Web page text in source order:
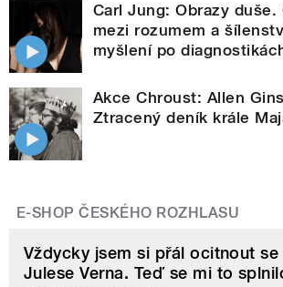
Carl Jung: Obrazy duše.
mezi rozumem a
myšlení po
Akce Chroust: Allen
Ztracený deník krále
E-SHOP ČESKÉHO ROZHLASU
Vždycky jsem si přál ocitnout se
Julese Verna. Teď se mi to